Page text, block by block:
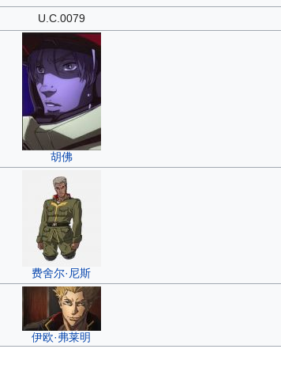
U.C.0079
胡佛
费舍尔·尼斯
伊欧·弗莱明